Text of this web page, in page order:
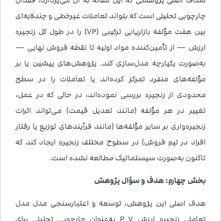
چارچوبی تحلیلی است که بتواند تعاملات غیرخطی و چندلایه‌ای
بین هفت مؤلفه بازاریابی ترکیبی (7P) را در طول کل زنجیره
ارزش — از تأمین‌کننده مواد اولیه تا نقطه فروش نهایی —
به‌صورت یکپارچه مدل‌سازی کند. پژوهش‌های پیشین یا بر
مؤلفه‌های منفرد تمرکز کرده‌اند یا تعاملات را در سطح
محدودی از زنجیره بررسی نموده‌اند، در حالی که در عمل،
تغییر در هر مؤلفه (مانند تعدیل قیمت) می‌تواند اثرات
زنجیره‌واری بر سایر مؤلفه‌ها (مانند فرآیندهای توزیع یا رفتار
افراد در تیم فروش) در سطوح مختلف زنجیره ایجاد کند که
تاکنون به‌صورت سیستماتیک مطالعه نشده است.
بخش چهارم: هدف و سؤال پژوهش
هدف اصلی این پژوهش، توسعه و اعتبارسنجی مدل مدل